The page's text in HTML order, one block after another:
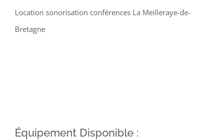
Location sonorisation conférences La Meilleraye-de-
Bretagne
Équipement Disponible :